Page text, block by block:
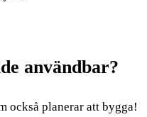
användbar?
också planerar att bygga!